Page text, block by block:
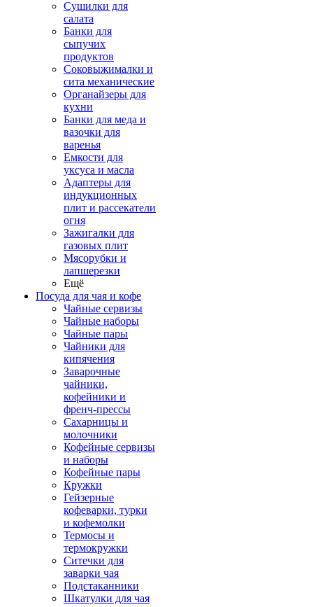
Сушилки для
салата
Банки для
сыпучих
продуктов
Соковыжималки и
сита механические
Органайзеры для
кухни
Банки для меда и
вазочки для
варенья
Емкости для
уксуса и масла
Адаптеры для
индукционных
плит и рассекатели
огня
Зажигалки для
газовых плит
Мясорубки и
лапшерезки
Ещё
Посуда для чая и кофе
Чайные сервизы
Чайные наборы
Чайные пары
Чайники для
кипячения
Заварочные
чайники,
кофейники и
френч-прессы
Сахарницы и
молочники
Кофейные сервизы
и наборы
Кофейные пары
Кружки
Гейзерные
кофеварки, турки
и кофемолки
Термосы и
термокружки
Ситечки для
заварки чая
Подстаканники
Шкатулки для чая